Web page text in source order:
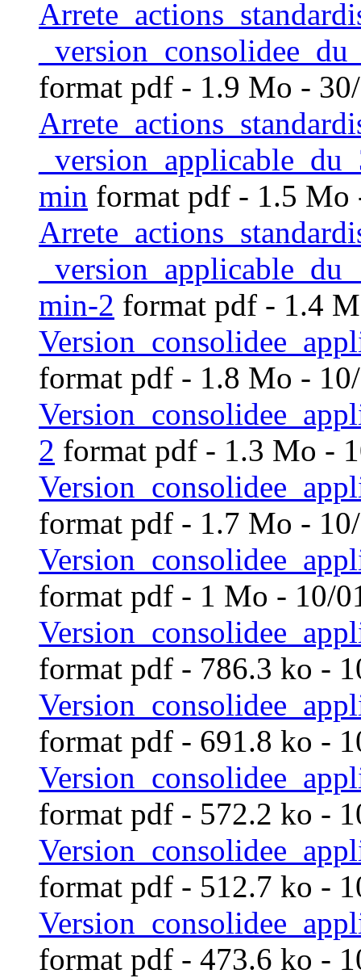
format pdf - 1.9 Mo -
min format pdf - 1.5 Mo
min-2 format pdf - 1.4
format pdf - 1.8 Mo -
2 format pdf - 1.3 Mo -
format pdf - 1.7 Mo -
format pdf - 1 Mo - 10/
format pdf - 786.3 ko -
format pdf - 691.8 ko -
format pdf - 572.2 ko -
format pdf - 512.7 ko -
format pdf - 473.6 ko -